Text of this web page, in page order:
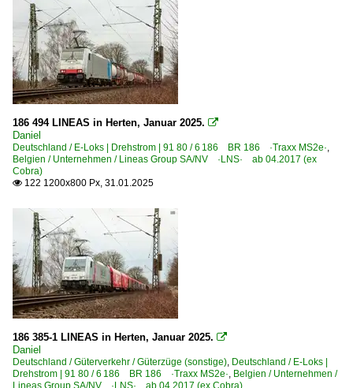
186 494 LINEAS in Herten, Januar 2025. 
Daniel
Deutschland / E-Loks | Drehstrom | 91 80 / 6 186 BR 186 ·Traxx MS2e·,
Belgien / Unternehmen / Lineas Group SA/NV ·LNS· ab 04.2017 (ex
Cobra)
 122 1200x800 Px, 31.01.2025
186 385-1 LINEAS in Herten, Januar 2025. 
Daniel
Deutschland / Güterverkehr / Güterzüge (sonstige), Deutschland / E-Loks |
Drehstrom | 91 80 / 6 186 BR 186 ·Traxx MS2e·, Belgien / Unternehmen /
Lineas Group SA/NV ·LNS· ab 04.2017 (ex Cobra)